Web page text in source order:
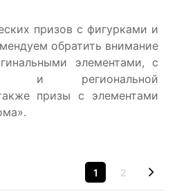
призов с фигурками и
обратить внимание
элементами, с
и региональной
призы с элементами
1 2